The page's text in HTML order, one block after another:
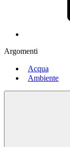
Argomenti
Acqua
Ambiente